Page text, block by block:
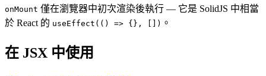
onMount 僅在瀏覽器中初次渲染後執行 — 它是 SolidJS 中相當
於 React 的 useEffect(() => {}, []) 。
在 JSX 中使用